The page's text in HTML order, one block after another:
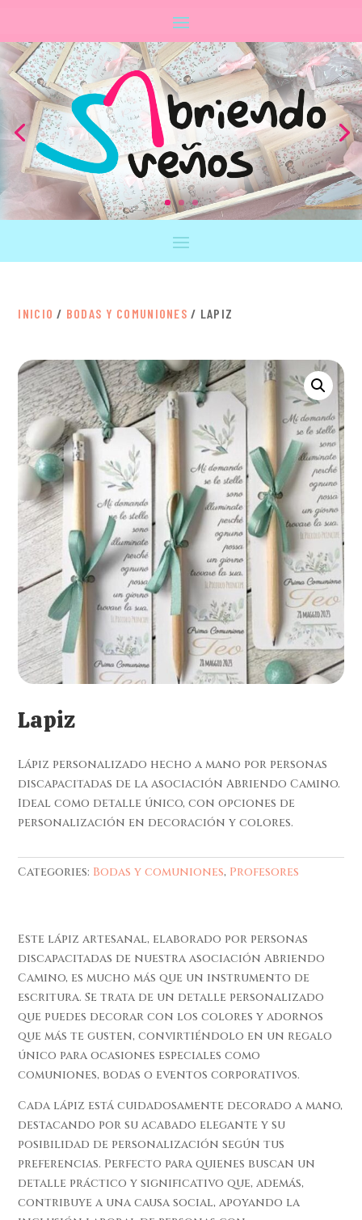
INICIO / BODAS Y COMUNIONES / LAPIZ
Lapiz
Lápiz personalizado hecho a mano por personas
discapacitadas de la asociación Abriendo Camino.
Ideal como detalle único, con opciones de
personalización en decoración y colores.
Categories: Bodas y comuniones, Profesores
Este lápiz artesanal, elaborado por personas
discapacitadas de nuestra asociación Abriendo
Camino, es mucho más que un instrumento de
escritura. Se trata de un detalle personalizado
que puedes decorar con los colores y adornos
que más te gusten, convirtiéndolo en un regalo
único para ocasiones especiales como
comuniones, bodas o eventos corporativos.
Cada lápiz está cuidadosamente decorado a mano,
destacando por su acabado elegante y su
posibilidad de personalización según tus
preferencias. Perfecto para quienes buscan un
detalle práctico y significativo que, además,
contribuye a una causa social, apoyando la